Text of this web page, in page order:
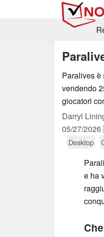
Paralives è
vendendo
giocatori
Darryl
05/27/2026
Desktop
e ha